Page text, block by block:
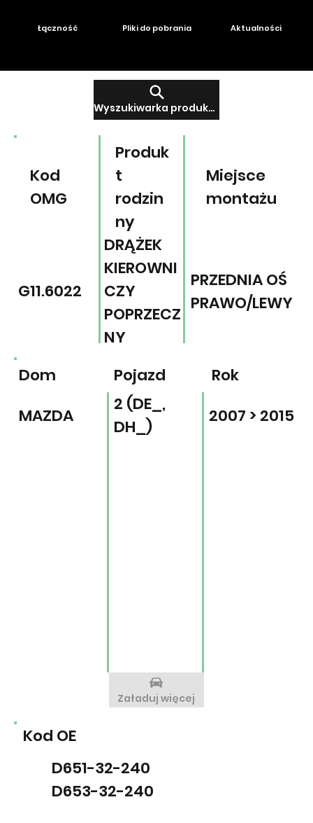
Wyszukiwarka produktów
Łączność Pliki do pobrania Aktualności
Miejsce
montażu
Produk
t
rodzin
ny
Kod
OMG
PRZEDNIA OŚ
PRAWO/LEWY
DRĄŻEK
KIEROWNI
CZY
POPRZECZ
NY
G11.6022
Kod OE
D651-32-240
D653-32-240
Pojazd Rok
Dom
MAZDA
2 (DE_,
DH_)
2007 > 2015
Załaduj więcej